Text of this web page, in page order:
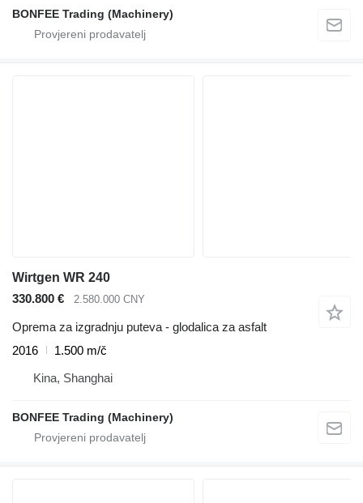
BONFEE Trading (Machinery)
Wirtgen WR 240
330.800 €
2.580.000 CNY
Oprema za izgradnju puteva - glodalica za asfalt
2016
1.500 m/č
Kina, Shanghai
BONFEE Trading (Machinery)